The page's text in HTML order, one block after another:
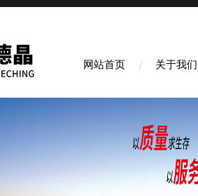
网站首页 关于我们